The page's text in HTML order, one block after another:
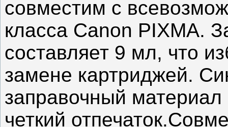
совместим с
класса Canon PIXMA.
составляет 9 мл, что
замене картриджей.
заправочный материал
четкий